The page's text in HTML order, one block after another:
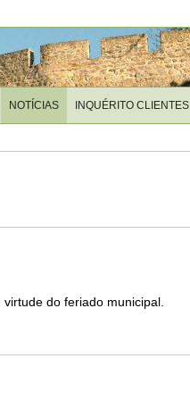
NOTÍCIAS INQUÉRITO CLIENTES
do feriado municipal.